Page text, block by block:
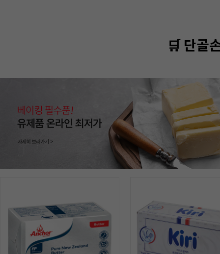
🛒 단골